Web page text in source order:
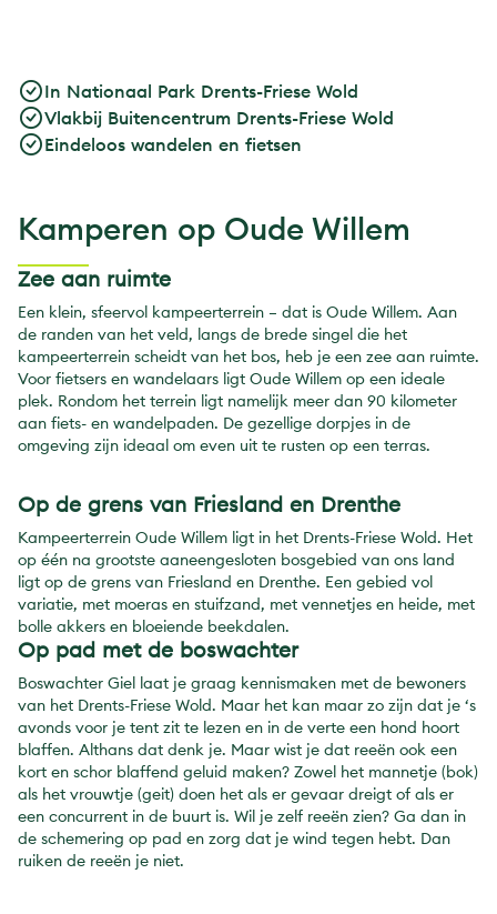
In Nationaal Park Drents-Friese Wold
Vlakbij Buitencentrum Drents-Friese Wold
Eindeloos wandelen en fietsen
Kamperen op Oude Willem
Zee aan ruimte
Een klein, sfeervol kampeerterrein – dat is Oude Willem. Aan
de randen van het veld, langs de brede singel die het
kampeerterrein scheidt van het bos, heb je een zee aan ruimte.
Voor fietsers en wandelaars ligt Oude Willem op een ideale
plek. Rondom het terrein ligt namelijk meer dan 90 kilometer
aan fiets- en wandelpaden. De gezellige dorpjes in de
omgeving zijn ideaal om even uit te rusten op een terras.
Op de grens van Friesland en Drenthe
Kampeerterrein Oude Willem ligt in het Drents-Friese Wold. Het
op één na grootste aaneengesloten bosgebied van ons land
ligt op de grens van Friesland en Drenthe. Een gebied vol
variatie, met moeras en stuifzand, met vennetjes en heide, met
bolle akkers en bloeiende beekdalen.
Op pad met de boswachter
Boswachter Giel laat je graag kennismaken met de bewoners
van het Drents-Friese Wold. Maar het kan maar zo zijn dat je ‘s
avonds voor je tent zit te lezen en in de verte een hond hoort
blaffen. Althans dat denk je. Maar wist je dat reeën ook een
kort en schor blaffend geluid maken? Zowel het mannetje (bok)
als het vrouwtje (geit) doen het als er gevaar dreigt of als er
een concurrent in de buurt is. Wil je zelf reeën zien? Ga dan in
de schemering op pad en zorg dat je wind tegen hebt. Dan
ruiken de reeën je niet.